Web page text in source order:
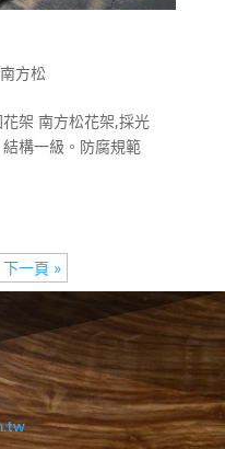
南方松
架 南方松花架,採光
構一級。防腐規範
下一頁 »